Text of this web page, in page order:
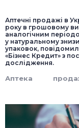
Аптечні продажі в
року в грошовому
аналогічним
у натуральному
упаковок,
«Бізнес Кредит» з
дослідження.
Аптека